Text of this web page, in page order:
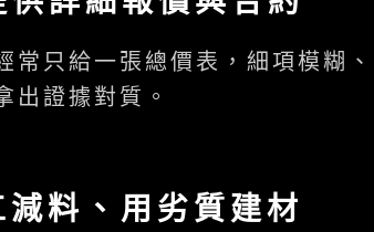
常只給一張總價表，細項模糊
出證據對質。
減料、用劣質建材